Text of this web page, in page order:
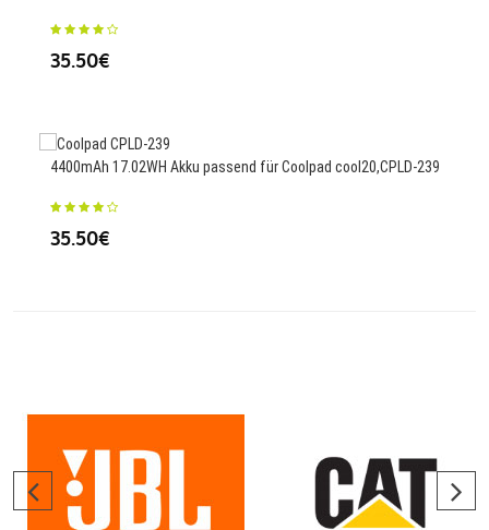
35.50€
4400mAh 17.02WH Akku passend für Coolpad cool20,CPLD-239
35.50€